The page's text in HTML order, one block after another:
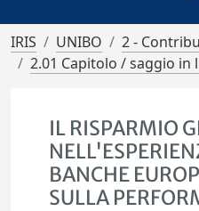
IRIS UNIBO
2 -
2.01 Capitolo / saggio in
IL RISPARMIO
BANCHE
SULLA